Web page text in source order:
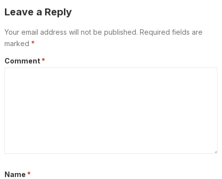
Leave a Reply
Your email address will not be published. Required fields are
marked *
Comment *
Name *